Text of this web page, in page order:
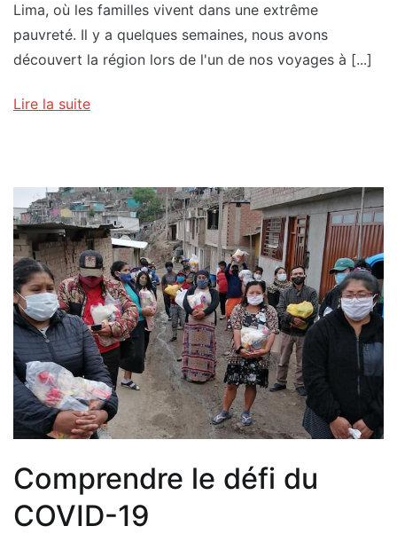
Lima, où les familles vivent dans une extrême
pauvreté. Il y a quelques semaines, nous avons
découvert la région lors de l'un de nos voyages à [...]
Lire la suite
Comprendre le défi du
COVID-19